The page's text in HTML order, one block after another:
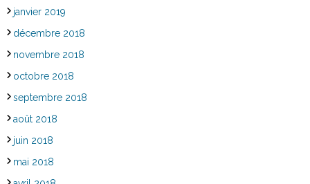
janvier 2019
décembre 2018
novembre 2018
octobre 2018
septembre 2018
août 2018
juin 2018
mai 2018